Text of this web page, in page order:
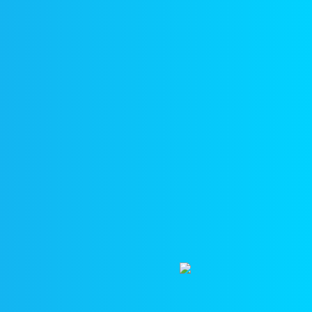
и интересного. Поднимаясь